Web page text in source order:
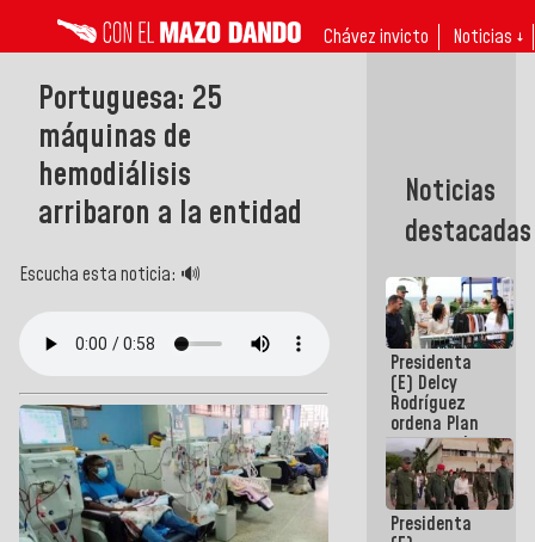
Chávez invicto Noticias ↓
Portuguesa: 25
máquinas de
hemodiálisis
arribaron a la entidad
Escucha esta noticia: 🔊
Noticias
destacadas
Presidenta
(E) Delcy
Rodríguez
ordena Plan
maestro de
desarrollo
logístico y
turístico
para La
Presidenta